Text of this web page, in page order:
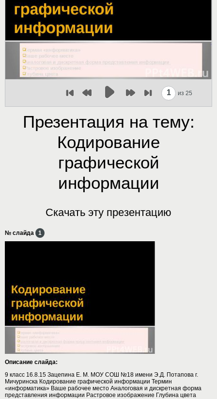
1 из 25
Презентация на тему:
Кодирование
графической
информации
Скачать эту презентацию
№ слайда 1
Описание слайда:
9 класс 16.8.15 Зацепина Е. М. МОУ СОШ №18 имени Э.Д. Потапова г.
Мичуринска Кодирование графической информации Термин
«информатика» Ваше рабочее место Аналоговая и дискретная форма
представления информации Растровое изображение Глубина цвета